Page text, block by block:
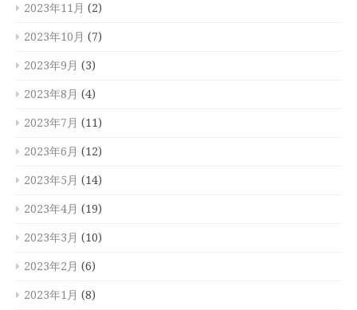
2023年11月 (2)
2023年10月 (7)
2023年9月 (3)
2023年8月 (4)
2023年7月 (11)
2023年6月 (12)
2023年5月 (14)
2023年4月 (19)
2023年3月 (10)
2023年2月 (6)
2023年1月 (8)